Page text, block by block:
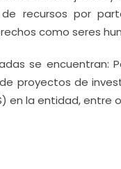
recursos por
como seres
se encuentran:
proyectos de
en la entidad, entre